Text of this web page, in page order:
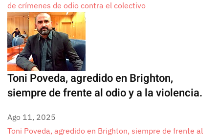
de crímenes de odio contra el colectivo
Toni Poveda, agredido en Brighton,
siempre de frente al odio y a la violencia.
Ago 11, 2025
Toni Poveda, agredido en Brighton, siempre de frente al